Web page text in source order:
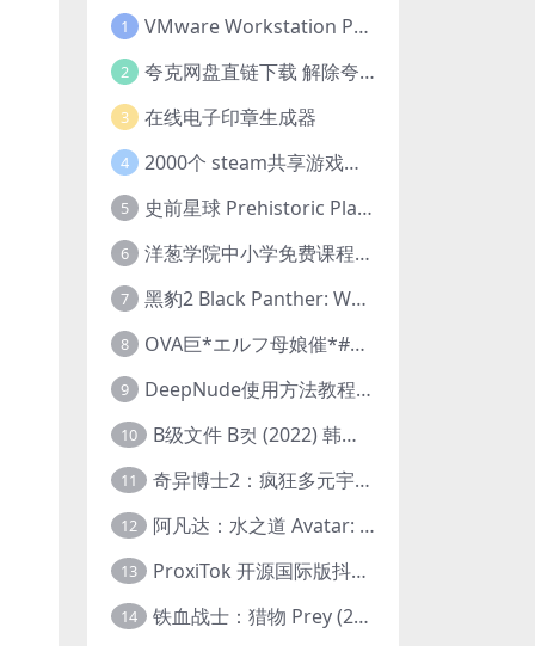
1 VMware Workstation Pro 16 永久激活密钥(序列号)
2 夸克网盘直链下载 解除夸克网盘下载限制 油猴脚本
3 在线电子印章生成器
4 2000个 steam共享游戏账号 离线steam账号分享
5 史前星球 Prehistoric Planet (2022) 中字 1080p 高清 阿里云盘 2022.5.27已更新全集
6 洋葱学院中小学免费课程集合 云盘下载
7 黑豹2 Black Panther: Wakanda Forever (2022) 高清版
8 OVA巨*エルフ母娘催*#1エルフの国を蹂*する男。汚された女王と姫
9 DeepNude使用方法教程FAQ
10 B级文件 B컷 (2022) 韩国大尺度剧情电影 1080P 中字
11 奇异博士2：疯狂多元宇宙 Doctor Strange in the Multiverse of Madness (2022) 高清版1080p
12 阿凡达：水之道 Avatar: The Way of Water (2022) 1080p 2k 4k 中文字幕
13 ProxiTok 开源国际版抖音TikTok网页版 国内网络直连
14 铁血战士：猎物 Prey (2022) 中英字幕 1080P